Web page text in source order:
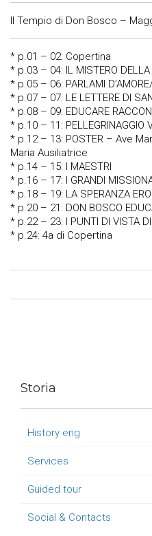
Il Tempio di Don Bosco –
* p.01 – 02: Copertina
* p.03 – 04: IL MISTERO
* p.05 – 06: PARLAMI
* p.07 – 07: LE LETTERE DI
* p.08 – 09: EDUCARE
* p.10 – 11: PELLEGRINAGGIO
* p.12 – 13: POSTER – Ave
Maria Ausiliatrice
* p.14 – 15: I MAESTRI
* p.16 – 17: I GRANDI
* p.18 – 19: LA SPERANZA
* p.20 – 21: DON BOSCO
* p.22 – 23: I PUNTI DI VISTA DI
* p.24: 4a di Copertina
Storia
History eng
Services
Guided tour
Social & Contacts